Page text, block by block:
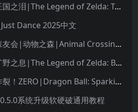
塞尔达传说：王国之泪|The Legend of Zelda: Tears of the Kingdom中文
Dance 2025中文
集合啦！动物森友会|动物之森|Animal Crossing: New Horizons中文
塞尔达传说：旷野之息|The Legend of Zelda: Breath of the Wild中文
七龙珠：电光炸裂！ZERO|Dragon Ball: Sparking! Zero中文
系统升级软硬破通用教程